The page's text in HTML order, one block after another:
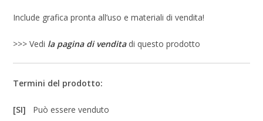
Include grafica pronta all’uso e materiali di vendita!
>>> Vedi la pagina di venditadi questo prodotto
Termini del prodotto:
[SI] Può essere venduto